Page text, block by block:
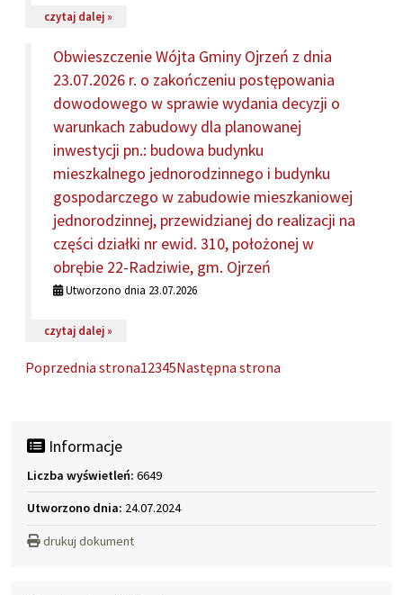
czytaj dalej »
Obwieszczenie Wójta Gminy Ojrzeń z dnia
23.07.2026 r. o zakończeniu postępowania
dowodowego w sprawie wydania decyzji o
warunkach zabudowy dla planowanej
inwestycji pn.: budowa budynku
mieszkalnego jednorodzinnego i budynku
gospodarczego w zabudowie mieszkaniowej
jednorodzinnej, przewidzianej do realizacji na
części działki nr ewid. 310, położonej w
obrębie 22-Radziwie, gm. Ojrzeń
Utworzono dnia 23.07.2026
czytaj dalej »
Poprzednia strona12345Następna strona
Informacje
Liczba wyświetleń: 6649
Utworzono dnia: 24.07.2024
drukuj dokument